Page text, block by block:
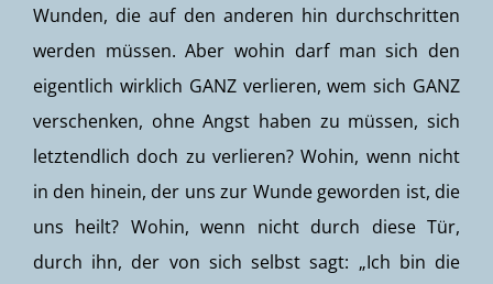
Wunden, die auf den anderen hin durchschritten
werden müssen. Aber wohin darf man sich den
eigentlich wirklich GANZ verlieren, wem sich GANZ
verschenken, ohne Angst haben zu müssen, sich
letztendlich doch zu verlieren? Wohin, wenn nicht
in den hinein, der uns zur Wunde geworden ist, die
uns heilt? Wohin, wenn nicht durch diese Tür,
durch ihn, der von sich selbst sagt: „Ich bin die